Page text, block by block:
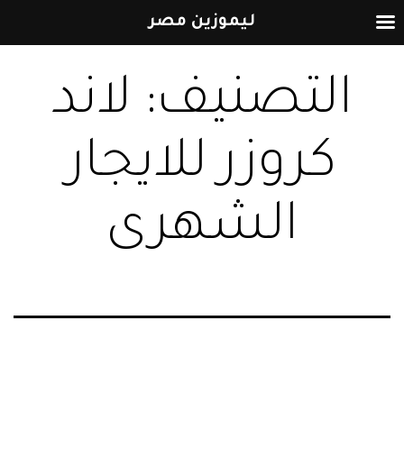
إلى
التصنيف: لاند
كروزر للايجار
الشهرى
ليموزين مصر